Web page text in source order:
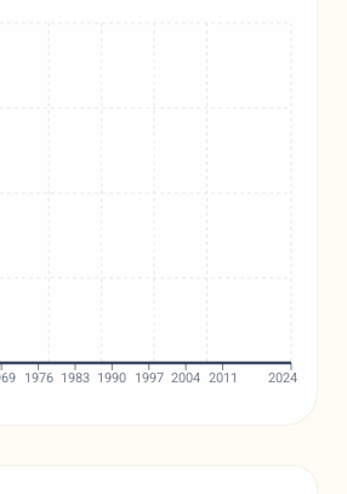
1976 1983 1990 1997 2004 2011 2024